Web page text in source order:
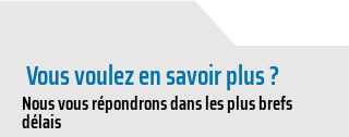
Vous voulez en savoir plus ?
Nous vous répondrons dans les plus brefs
délais